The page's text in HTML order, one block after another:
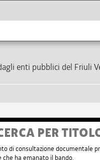
enti pubblici del Friuli
PER
di consultazione documentale
ha emanato il bando.